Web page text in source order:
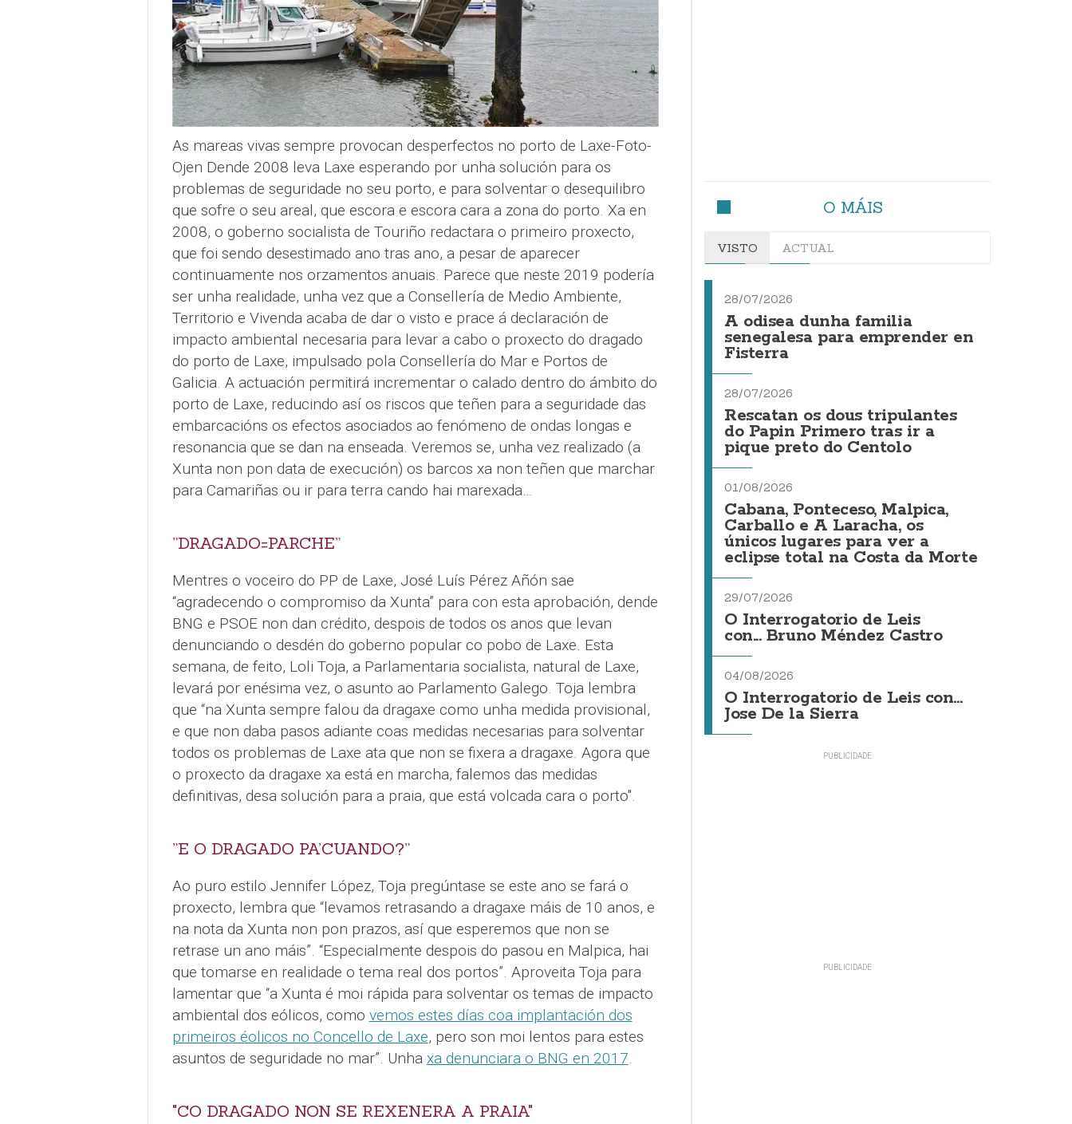
As mareas vivas sempre provocan desperfectos no porto de Laxe-Foto-
Ojen Dende 2008 leva Laxe esperando por unha solución para os
problemas de seguridade no seu porto, e para solventar o desequilibro
que sofre o seu areal, que escora e escora cara a zona do porto. Xa en
2008, o goberno socialista de Touriño redactara o primeiro proxecto,
que foi sendo desestimado ano tras ano, a pesar de aparecer
continuamente nos orzamentos anuais. Parece que neste 2019 podería
ser unha realidade, unha vez que a Consellería de Medio Ambiente,
Territorio e Vivenda acaba de dar o visto e prace á declaración de
impacto ambiental necesaria para levar a cabo o proxecto do dragado
do porto de Laxe, impulsado pola Consellería do Mar e Portos de
Galicia. A actuación permitirá incrementar o calado dentro do ámbito do
porto de Laxe, reducindo así os riscos que teñen para a seguridade das
embarcacións os efectos asociados ao fenómeno de ondas longas e
resonancia que se dan na enseada. Veremos se, unha vez realizado (a
Xunta non pon data de execución) os barcos xa non teñen que marchar
para Camariñas ou ir para terra cando hai marexada…
”DRAGADO=PARCHE”
Mentres o voceiro do PP de Laxe, José Luís Pérez Añón sae
“agradecendo o compromiso da Xunta” para con esta aprobación, dende
BNG e PSOE non dan crédito, despois de todos os anos que levan
denunciando o desdén do goberno popular co pobo de Laxe. Esta
semana, de feito, Loli Toja, a Parlamentaria socialista, natural de Laxe,
levará por enésima vez, o asunto ao Parlamento Galego. Toja lembra
que “na Xunta sempre falou da dragaxe como unha medida provisional,
e que non daba pasos adiante coas medidas necesarias para solventar
todos os problemas de Laxe ata que non se fixera a dragaxe. Agora que
o proxecto da dragaxe xa está en marcha, falemos das medidas
definitivas, desa solución para a praia, que está volcada cara o porto".
”E O DRAGADO PA’CUANDO?”
Ao puro estilo Jennifer López, Toja pregúntase se este ano se fará o
proxecto, lembra que “levamos retrasando a dragaxe máis de 10 anos, e
na nota da Xunta non pon prazos, así que esperemos que non se
retrase un ano máis”. “Especialmente despois do pasou en Malpica, hai
que tomarse en realidade o tema real dos portos”. Aproveita Toja para
lamentar que “a Xunta é moi rápida para solventar os temas de impacto
ambiental dos eólicos, como vemos estes días coa implantación dos
primeiros éolicos no Concello de Laxe, pero son moi lentos para estes
asuntos de seguridade no mar”. Unha xa denunciara o BNG en 2017.
"CO DRAGADO NON SE REXENERA A PRAIA"
O MÁIS
VISTO ACTUAL
28/07/2026
A odisea dunha familia
senegalesa para emprender en
Fisterra
28/07/2026
Rescatan os dous tripulantes
do Papin Primero tras ir a
pique preto do Centolo
01/08/2026
Cabana, Ponteceso, Malpica,
Carballo e A Laracha, os
únicos lugares para ver a
eclipse total na Costa da Morte
29/07/2026
O Interrogatorio de Leis
con... Bruno Méndez Castro
04/08/2026
O Interrogatorio de Leis con...
Jose De la Sierra